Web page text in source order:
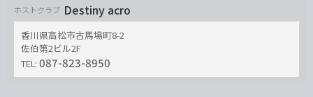
ホストクラブ Destiny acro
香川県高松市古馬場町8-2
佐伯第2ビル2F
TEL: 087-823-8950